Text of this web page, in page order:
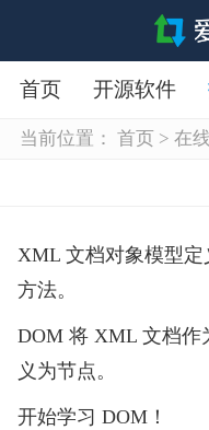
首页 开源软件
当前位置： 首页 > 在
XML 文档对象模型
方法。
DOM 将 XML 文档作
义为节点。
开始学习 DOM！